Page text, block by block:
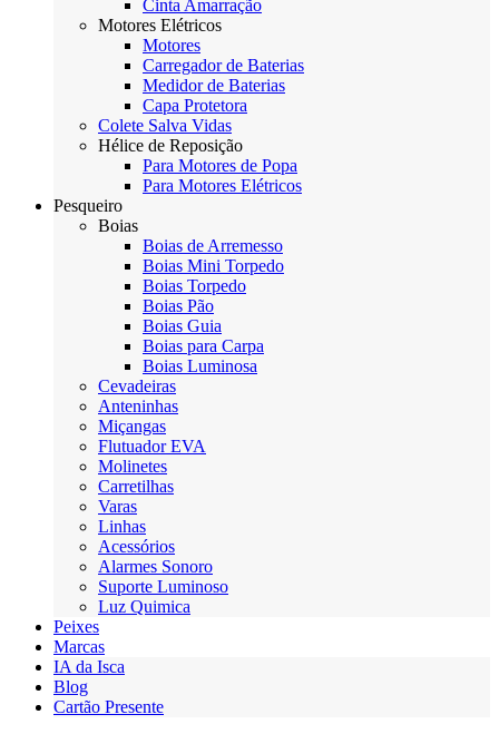
Cinta Amarração
Motores Elétricos
Motores
Carregador de Baterias
Medidor de Baterias
Capa Protetora
Colete Salva Vidas
Hélice de Reposição
Para Motores de Popa
Para Motores Elétricos
Pesqueiro
Boias
Boias de Arremesso
Boias Mini Torpedo
Boias Torpedo
Boias Pão
Boias Guia
Boias para Carpa
Boias Luminosa
Cevadeiras
Anteninhas
Miçangas
Flutuador EVA
Molinetes
Carretilhas
Varas
Linhas
Acessórios
Alarmes Sonoro
Suporte Luminoso
Luz Quimica
Peixes
Marcas
IA da Isca
Blog
Cartão Presente